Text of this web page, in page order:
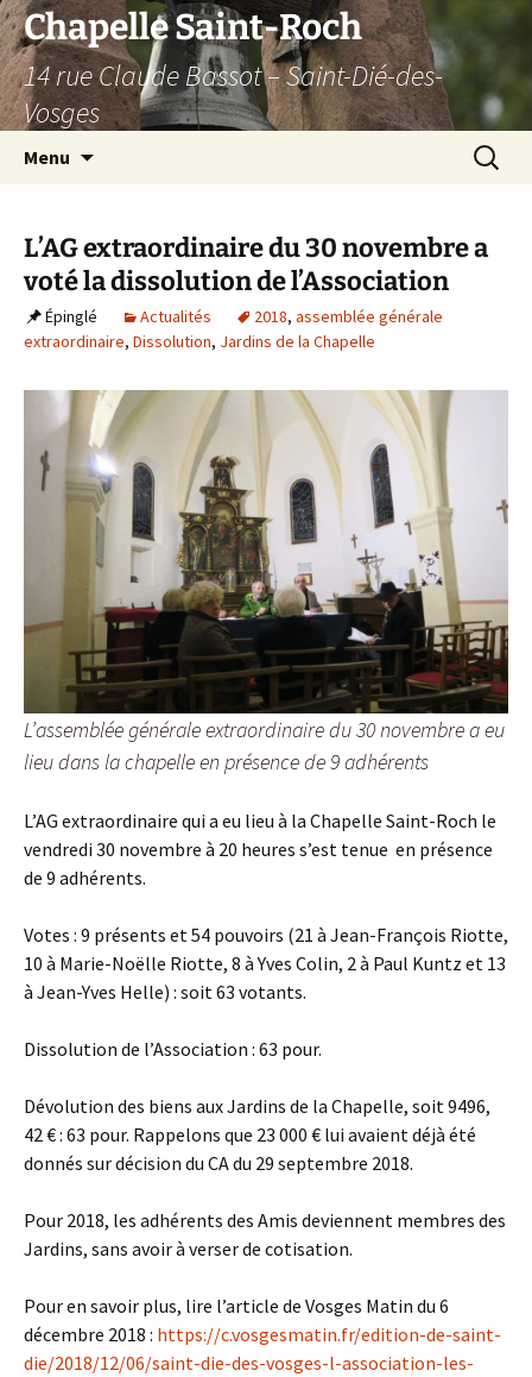
Aller
au
contenu
Chapelle Saint-Roch
14 rue Claude Bassot – Saint-Dié-des-
Vosges
Menu
L’AG extraordinaire du 30 novembre a
voté la dissolution de l’Association
Épinglé Actualités 2018, assemblée générale
extraordinaire, Dissolution, Jardins de la Chapelle
L’assemblée générale extraordinaire du 30 novembre a eu
lieu dans la chapelle en présence de 9 adhérents
L’AG extraordinaire qui a eu lieu à la Chapelle Saint-Roch le
vendredi 30 novembre à 20 heures s’est tenue en présence
de 9 adhérents.
Votes : 9 présents et 54 pouvoirs (21 à Jean-François Riotte,
10 à Marie-Noëlle Riotte, 8 à Yves Colin, 2 à Paul Kuntz et 13
à Jean-Yves Helle) : soit 63 votants.
Dissolution de l’Association : 63 pour.
Dévolution des biens aux Jardins de la Chapelle, soit 9496,
42 € : 63 pour. Rappelons que 23 000 € lui avaient déjà été
donnés sur décision du CA du 29 septembre 2018.
Pour 2018, les adhérents des Amis deviennent membres des
Jardins, sans avoir à verser de cotisation.
Pour en savoir plus, lire l’article de Vosges Matin du 6
décembre 2018 : https://c.vosgesmatin.fr/edition-de-saint-
die/2018/12/06/saint-die-des-vosges-l-association-les-